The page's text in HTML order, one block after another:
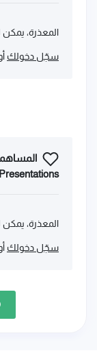
المعذرة،
سجّل دخولك
Presentations
المعذرة،
سجّل دخولك